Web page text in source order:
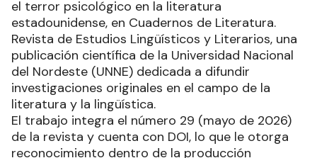
el terror psicológico en la literatura
estadounidense, en Cuadernos de Literatura.
Revista de Estudios Lingüísticos y Literarios, una
publicación científica de la Universidad Nacional
del Nordeste (UNNE) dedicada a difundir
investigaciones originales en el campo de la
literatura y la lingüística.
El trabajo integra el número 29 (mayo de 2026)
de la revista y cuenta con DOI, lo que le otorga
reconocimiento dentro de la producción